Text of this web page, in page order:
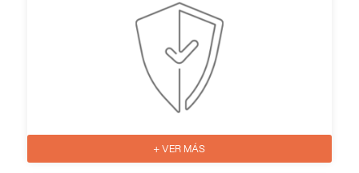
+ VER MÁS